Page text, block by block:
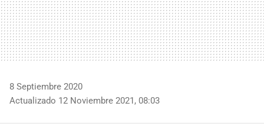
8 Septiembre 2020
Actualizado 12 Noviembre 2021, 08:03